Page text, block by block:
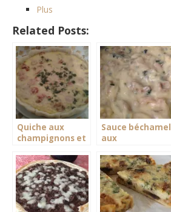
Plus
Related Posts:
Quiche aux
champignons et
Sauce béchamel
aux